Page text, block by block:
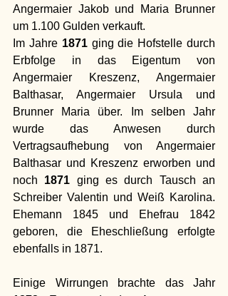
Angermaier Jakob und Maria Brunner
um 1.100 Gulden verkauft.
Im Jahre 1871 ging die Hofstelle durch
Erbfolge in das Eigentum von
Angermaier Kreszenz, Angermaier
Balthasar, Angermaier Ursula und
Brunner Maria über. Im selben Jahr
wurde das Anwesen durch
Vertragsaufhebung von Angermaier
Balthasar und Kreszenz erworben und
noch 1871 ging es durch Tausch an
Schreiber Valentin und Weiß Karolina.
Ehemann 1845 und Ehefrau 1842
geboren, die Eheschließung erfolgte
ebenfalls in 1871.